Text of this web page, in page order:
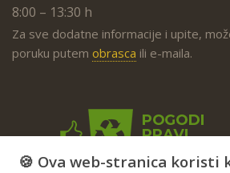
8:00 – 13:30 h
Za sve dodatne informacije i upite,
poruku putem obrasca ili e-maila.
🍪 Ova web-stranica koristi